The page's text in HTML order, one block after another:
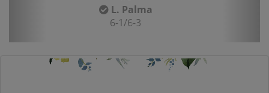
L. Palma
6-1/6-3